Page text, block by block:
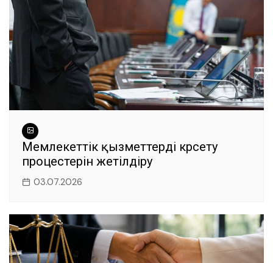
Мемлекеттік қызметтерді көрсету
процестерін жетілдіру
03.07.2026